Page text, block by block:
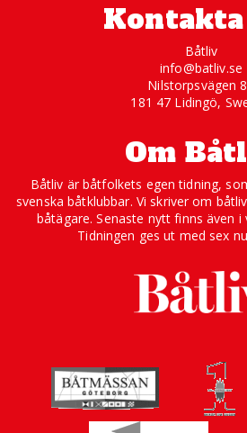
Kontakta
Båtliv
info@batliv.se
Nilstorpsvägen
181 47 Lidingö,
Om
Båtliv är båtfolkets egen tidning,
svenska båtklubbar. Vi skriver om
båtägare. Senaste nytt finns även i
Tidningen ges ut med sex